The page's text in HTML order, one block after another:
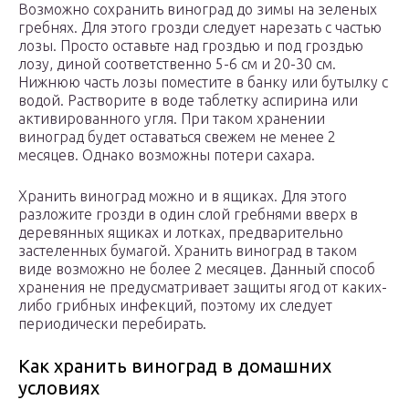
Возможно сохранить виноград до зимы на зеленых
гребнях. Для этого грозди следует нарезать с частью
лозы. Просто оставьте над гроздью и под гроздью
лозу, диной соответственно 5-6 см и 20-30 см.
Нижнюю часть лозы поместите в банку или бутылку с
водой. Растворите в воде таблетку аспирина или
активированного угля. При таком хранении
виноград будет оставаться свежем не менее 2
месяцев. Однако возможны потери сахара.
Хранить виноград можно и в ящиках. Для этого
разложите грозди в один слой гребнями вверх в
деревянных ящиках и лотках, предварительно
застеленных бумагой. Хранить виноград в таком
виде возможно не более 2 месяцев. Данный способ
хранения не предусматривает защиты ягод от каких-
либо грибных инфекций, поэтому их следует
периодически перебирать.
Как хранить виноград в домашних
условиях